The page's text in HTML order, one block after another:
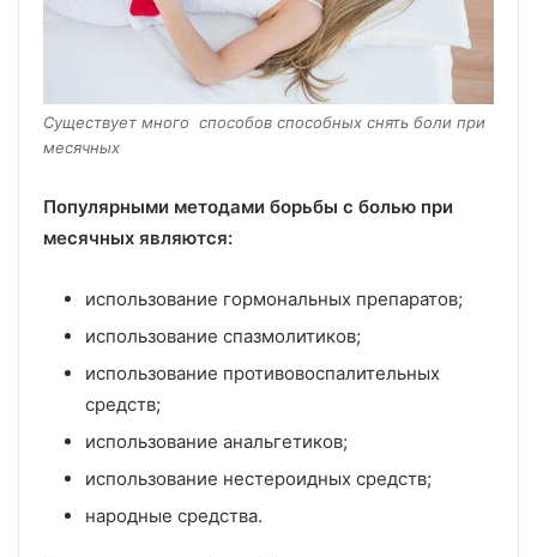
Существует много способов способных снять боли при
месячных
Популярными методами борьбы с болью при
месячных являются:
использование гормональных препаратов;
использование спазмолитиков;
использование противовоспалительных
средств;
использование анальгетиков;
использование нестероидных средств;
народные средства.